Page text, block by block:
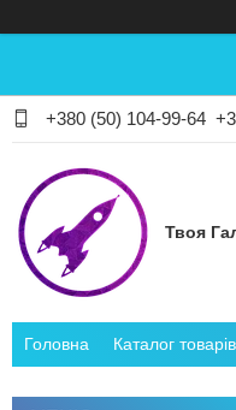
+380 (50) 104-99-64
Твоя
Головна Каталог товарів